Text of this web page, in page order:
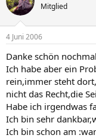
Mitglied
4 Juni 2006
Danke schön
Ich habe aber ein
rein,immer steht
nicht das Recht,die
Habe ich irgendwas
Ich bin sehr
Ich bin schon am